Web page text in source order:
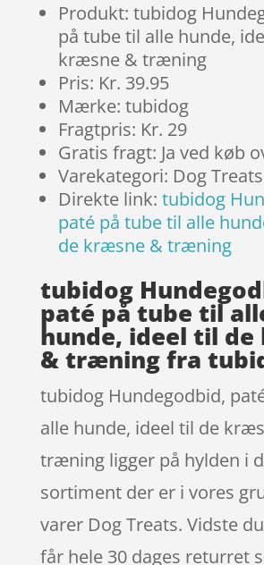
Produkt: tubidog
på tube til alle hunde,
kræsne & træning
Pris: Kr. 39.95
Mærke: tubidog
Fragtpris: Kr. 29
Gratis fragt: Ja ved køb
Varekategori: Dog Treats
Direkte link: tubidog
paté på tube til alle
de kræsne & træning
tubidog
paté på tube til
hunde, ideel til
& træning fra
tubidog Hundegodbid,
alle hunde, ideel til de
træning ligger på hylden i
sortiment der er i vores
varer Dog Treats. Vidste
får hele 30 dages returret